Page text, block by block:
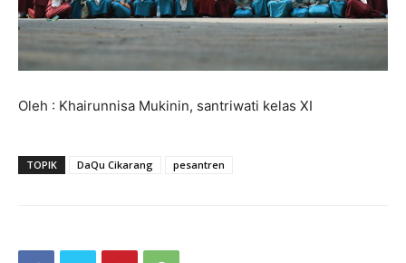
Oleh : Khairunnisa Mukinin, santriwati kelas XI
TOPIK DaQu Cikarang pesantren